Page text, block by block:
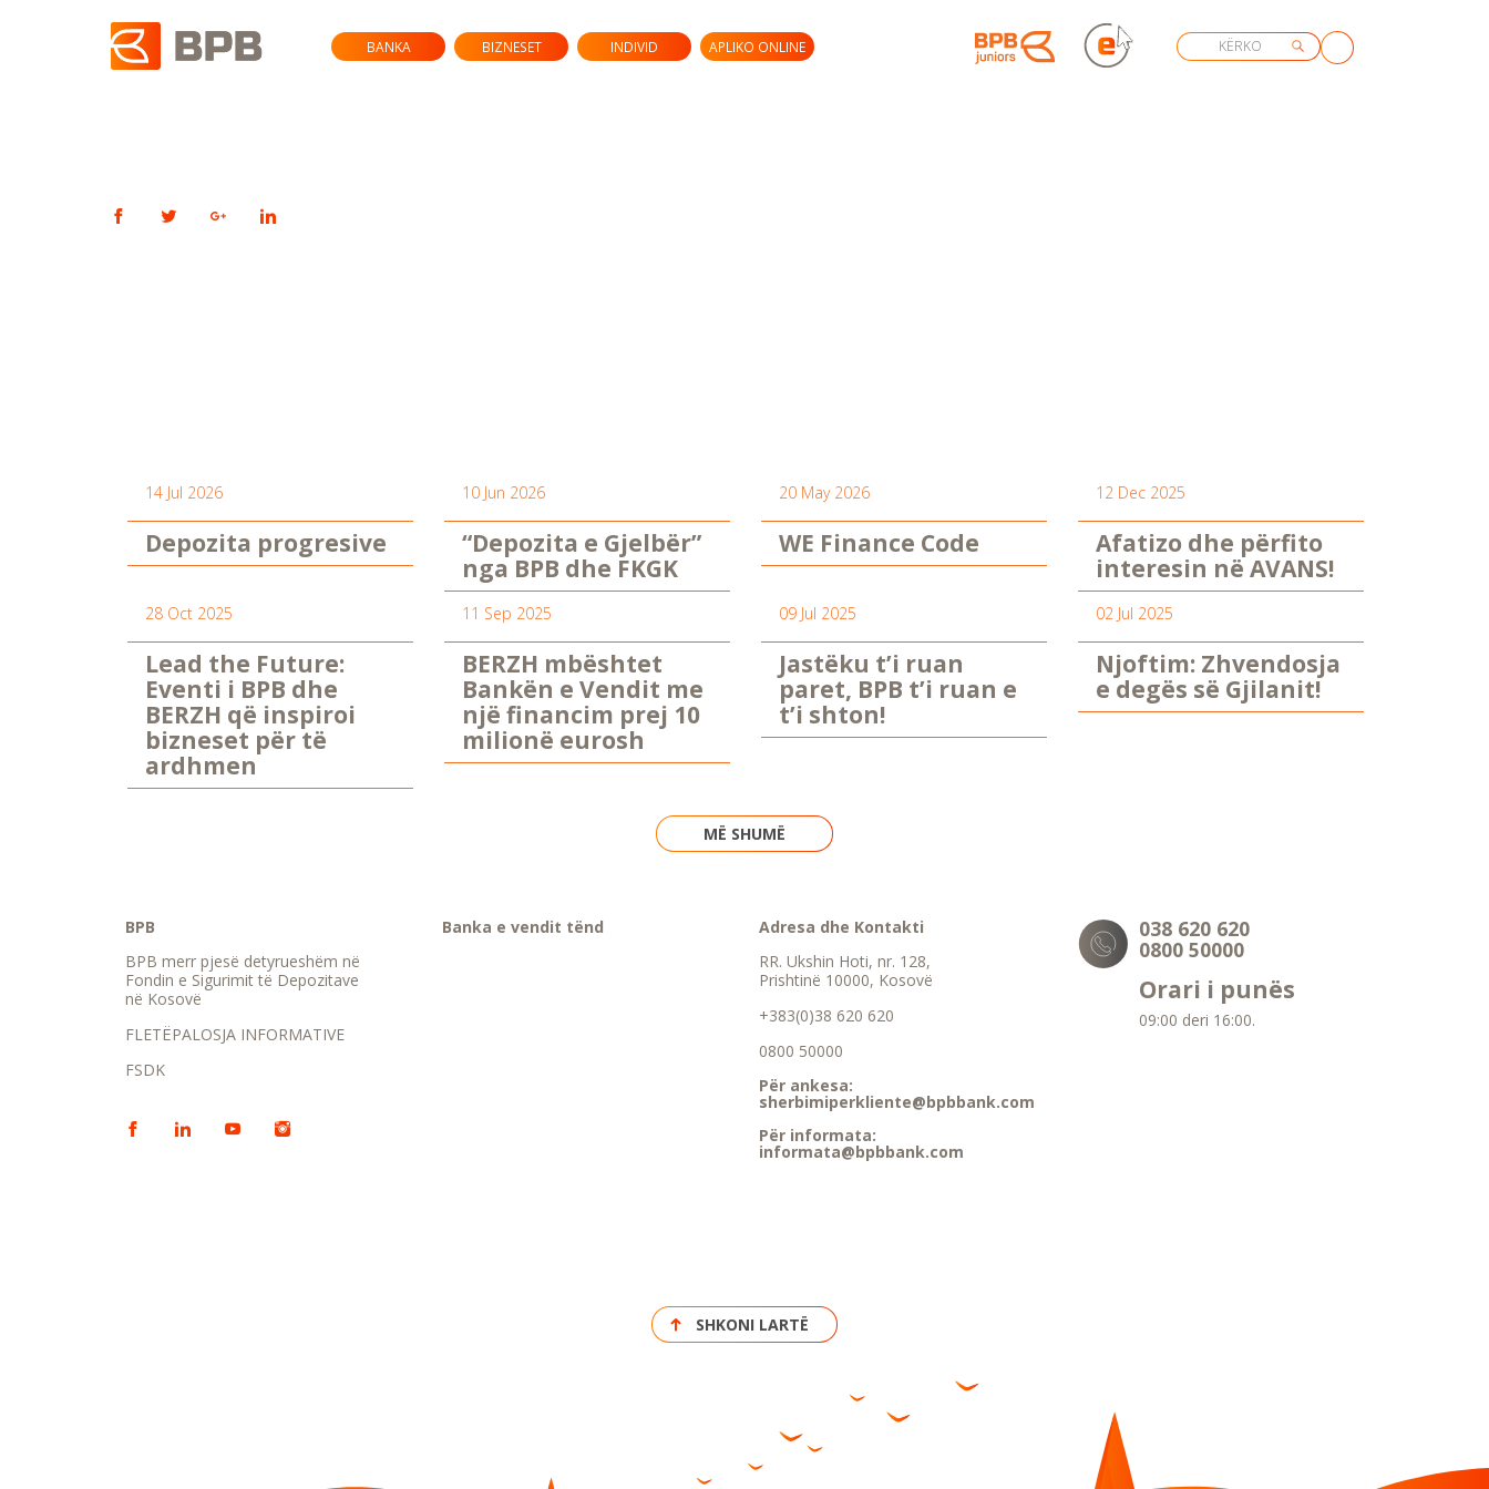
BANKA BIZNESET INDIVID APLIKO ONLINE
14 Jul 2026
Depozita progresive
10 Jun 2026
“Depozita e Gjelbër”
nga BPB dhe FKGK
20 May 2026
WE Finance Code
12 Dec 2025
Afatizo dhe përfito
interesin në AVANS!
28 Oct 2025
Lead the Future:
Eventi i BPB dhe
BERZH që inspiroi
bizneset për të
ardhmen
11 Sep 2025
BERZH mbështet
Bankën e Vendit me
një financim prej 10
milionë eurosh
09 Jul 2025
Jastëku t’i ruan
paret, BPB t’i ruan e
t’i shton!
02 Jul 2025
Njoftim: Zhvendosja
e degës së Gjilanit!
MË SHUMË
BPB
BPB merr pjesë detyrueshëm në
Fondin e Sigurimit të Depozitave
në Kosovë
FLETËPALOSJA INFORMATIVE
FSDK
Banka e vendit tënd
Adresa dhe Kontakti
RR. Ukshin Hoti, nr. 128,
Prishtinë 10000, Kosovë
+383(0)38 620 620
0800 50000
Për ankesa:
sherbimiperkliente@bpbbank.com
Për informata:
informata@bpbbank.com
038 620 620
0800 50000
Orari i punës
09:00 deri 16:00.
SHKONI LARTË